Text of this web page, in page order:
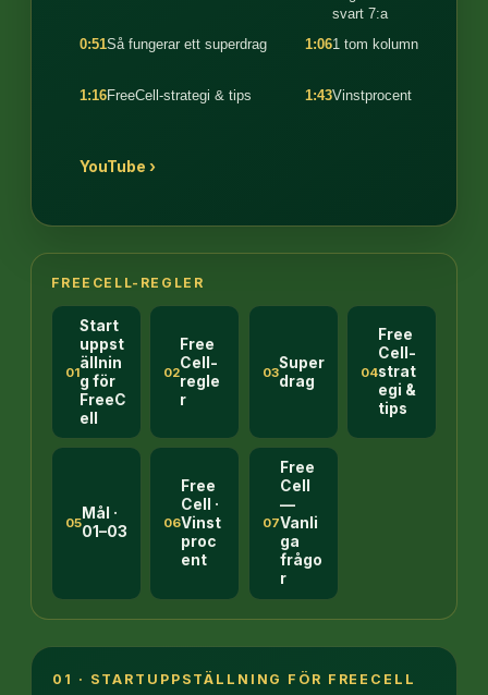
svart 7:a
0:51Så fungerar ett superdrag 1:061 tom kolumn
1:16FreeCell-strategi & tips 1:43Vinstprocent
YouTube ›
FREECELL-REGLER
01
Start
uppst
ällnin
g för
FreeC
ell
02
Free
Cell-
regle
r
03
Super
drag
04
Free
Cell-
strat
egi &
tips
05
Mål ·
01–03
06
Free
Cell ·
Vinst
proc
ent
07
Free
Cell
—
Vanli
ga
frågo
r
01 · STARTUPPSTÄLLNING FÖR FREECELL